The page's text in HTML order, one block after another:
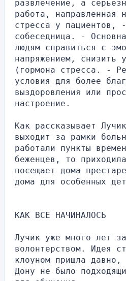
развлечение, а
работа, направленная
стресса у пациентов,
собеседница. -
людям справиться с
напряжением, снизить
(гормона стресса. -
условия для более
выздоровления или
настроение.
Как рассказывает
выходит за рамки
работали пункты
беженцев, то
посещает дома
дома для особенных
КАК ВСЕ НАЧИНАЛОСЬ
Лучик уже много лет
волонтерством. Идея
клоуном пришла
Дону не было